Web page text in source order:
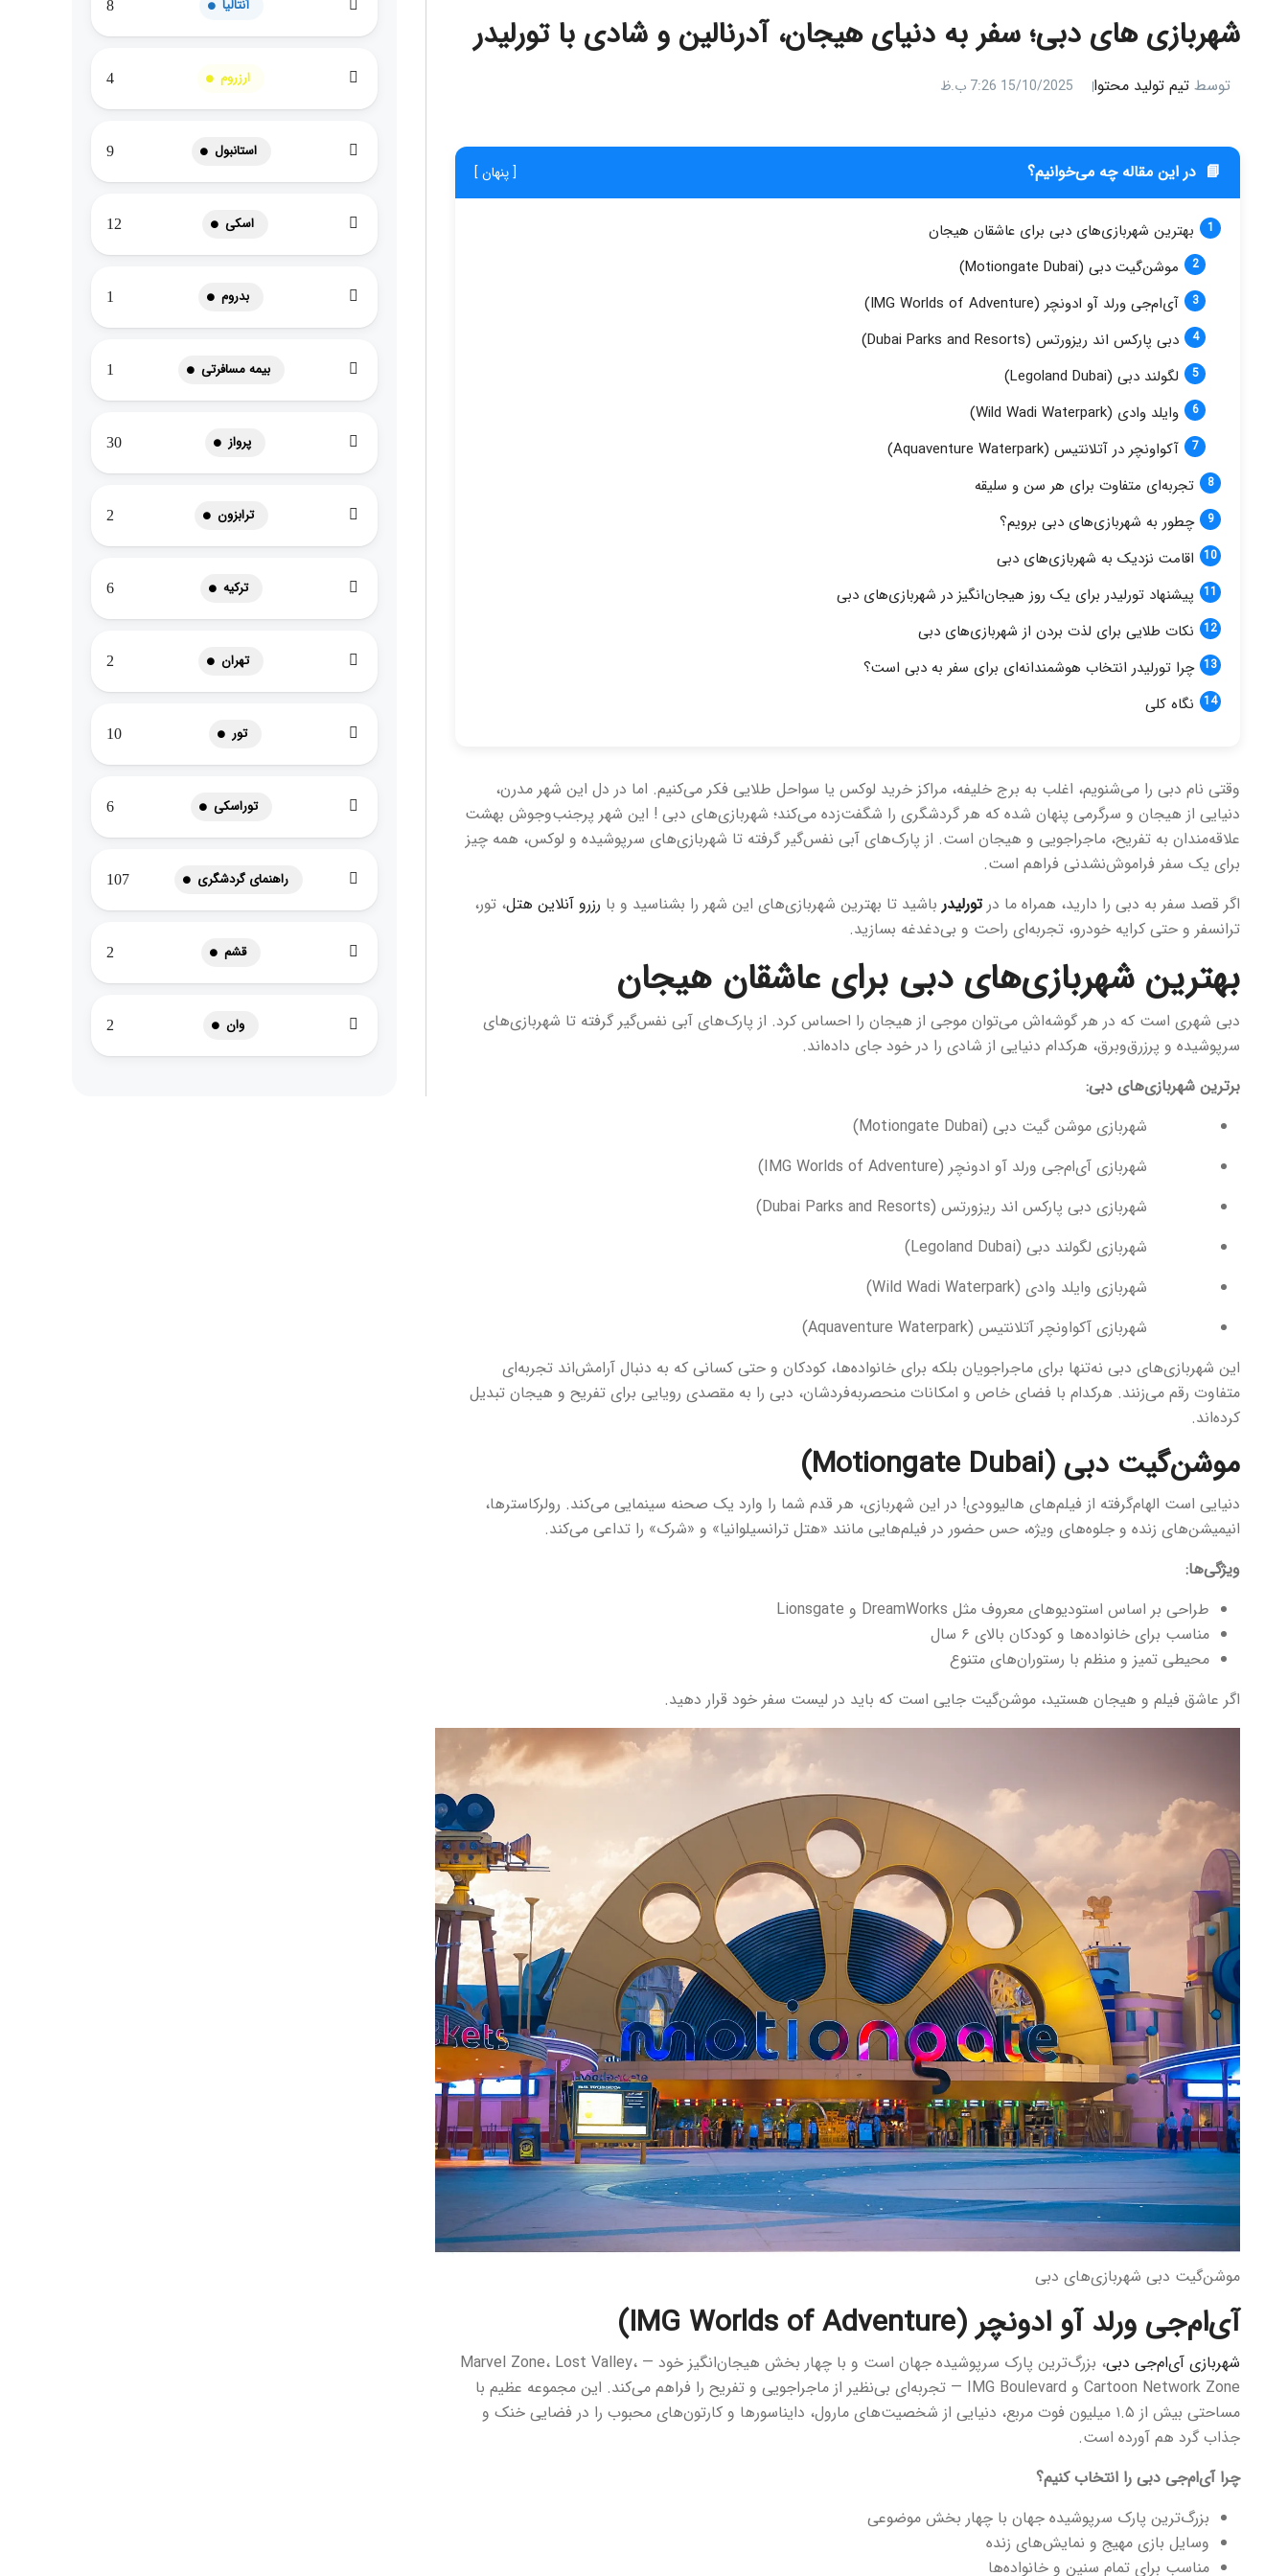
شهربازی‌ های دبی؛ سفر به دنیای هیجان، آدرنالین و شادی با تورلیدر
توسط تیم تولید محتوا 15/10/2025 7:26 ب.ظ
📘 در این مقاله چه می‌خوانیم؟ [ پنهان ]
بهترین شهربازی‌های دبی برای عاشقان هیجان
موشن‌گیت دبی (Motiongate Dubai)
آی‌ام‌جی ورلد آو ادونچر (IMG Worlds of Adventure)
دبی پارکس اند ریزورتس (Dubai Parks and Resorts)
لگولند دبی (Legoland Dubai)
وایلد وادی (Wild Wadi Waterpark)
آکواونچر در آتلانتیس (Aquaventure Waterpark)
تجربه‌ای متفاوت برای هر سن و سلیقه
چطور به شهربازی‌های دبی برویم؟
اقامت نزدیک به شهربازی‌های دبی
پیشنهاد تورلیدر برای یک روز هیجان‌انگیز در شهربازی‌های دبی
نکات طلایی برای لذت بردن از شهربازی‌های دبی
چرا تورلیدر انتخاب هوشمندانه‌ای برای سفر به دبی است؟
نگاه کلی
وقتی نام دبی را می‌شنویم، اغلب به برج خلیفه، مراکز خرید لوکس یا سواحل طلایی فکر می‌کنیم. اما در دل این شهر مدرن،
دنیایی از هیجان و سرگرمی پنهان شده که هر گردشگری را شگفت‌زده می‌کند؛ شهربازی‌های دبی ! این شهر پرجنب‌وجوش بهشت
علاقه‌مندان به تفریح، ماجراجویی و هیجان است. از پارک‌های آبی نفس‌گیر گرفته تا شهربازی‌های سرپوشیده و لوکس، همه چیز
برای یک سفر فراموش‌نشدنی فراهم است.
اگر قصد سفر به دبی را دارید، همراه ما درتورلیدرباشید تا بهترین شهربازی‌های این شهر را بشناسید و با رزرو آنلاین هتل، تور،
ترانسفر و حتی کرایه خودرو، تجربه‌ای راحت و بی‌دغدغه بسازید.
بهترین شهربازی‌های دبی برای عاشقان هیجان
دبی شهری است که در هر گوشه‌اش می‌توان موجی از هیجان را احساس کرد. از پارک‌های آبی نفس‌گیر گرفته تا شهربازی‌های
سرپوشیده و پرزرق‌وبرق، هرکدام دنیایی از شادی را در خود جای داده‌اند.
برترین شهربازی‌های دبی:
شهربازی‌ موشن‌ گیت دبی (Motiongate Dubai)
شهربازی‌ آی‌ام‌جی ورلد آو ادونچر (IMG Worlds of Adventure)
شهربازی‌ دبی پارکس اند ریزورتس (Dubai Parks and Resorts)
شهربازی‌ لگولند دبی (Legoland Dubai)
شهربازی‌ وایلد وادی (Wild Wadi Waterpark)
شهربازی‌ آکواونچر آتلانتیس (Aquaventure Waterpark)
این شهربازی‌های دبی نه‌تنها برای ماجراجویان بلکه برای خانواده‌ها، کودکان و حتی کسانی که به دنبال آرامش‌اند تجربه‌ای
متفاوت رقم می‌زنند. هرکدام با فضای خاص و امکانات منحصربه‌فردشان، دبی را به مقصدی رویایی برای تفریح و هیجان تبدیل
کرده‌اند.
موشن‌گیت دبی (Motiongate Dubai)
دنیایی است الهام‌گرفته از فیلم‌های هالیوودی! در این شهربازی، هر قدم شما را وارد یک صحنه سینمایی می‌کند. رولرکاسترها،
انیمیشن‌های زنده و جلوه‌های ویژه، حس حضور در فیلم‌هایی مانند «هتل ترانسیلوانیا» و «شرک» را تداعی می‌کند.
ویژگی‌ها:
طراحی بر اساس استودیوهای معروف مثل DreamWorks و Lionsgate
مناسب برای خانواده‌ها و کودکان بالای ۶ سال
محیطی تمیز و منظم با رستوران‌های متنوع
اگر عاشق فیلم و هیجان هستید، موشن‌گیت جایی است که باید در لیست سفر خود قرار دهید.
موشن‌گیت دبی شهربازی‌های دبی
آی‌ام‌جی ورلد آو ادونچر (IMG Worlds of Adventure)
شهربازی آی‌ام‌جی دبی
، بزرگ‌ترین پارک سرپوشیده جهان است و با چهار بخش هیجان‌انگیز خود — Marvel Zone، Lost Valley،
Cartoon Network Zone و IMG Boulevard — تجربه‌ای بی‌نظیر از ماجراجویی و تفریح را فراهم می‌کند. این مجموعه عظیم با
مساحتی بیش از ۱.۵ میلیون فوت مربع، دنیایی از شخصیت‌های مارول، دایناسورها و کارتون‌های محبوب را در فضایی خنک و
جذاب گرد هم آورده است.
چرا آی‌ام‌جی دبی را انتخاب کنیم؟
بزرگ‌ترین پارک سرپوشیده جهان با چهار بخش موضوعی
وسایل بازی مهیج و نمایش‌های زنده
مناسب برای تمام سنین و خانواده‌ها
آنتالیا 8
ارزروم 4
استانبول 9
اسکی 12
بدروم 1
بیمه مسافرتی 1
پرواز 30
ترابزون 2
ترکیه 6
تهران 2
تور 10
توراسکی 6
راهنمای گردشگری 107
قشم 2
وان 2